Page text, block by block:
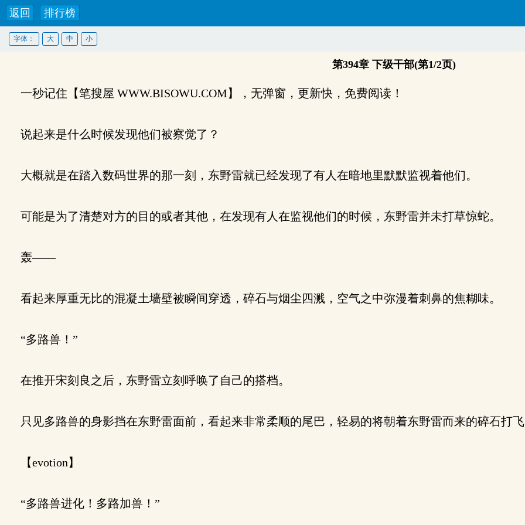
返回 排行榜
字体： 大 中 小
第394章 下级干部(第1/2页)
一秒记住【笔搜屋 WWW.BISOWU.COM】，无弹窗，更新快，免费阅读！
说起来是什么时候发现他们被察觉了？
大概就是在踏入数码世界的那一刻，东野雷就已经发现了有人在暗地里默默监视着他们。
可能是为了清楚对方的目的或者其他，在发现有人在监视他们的时候，东野雷并未打草惊蛇。
轰——
看起来厚重无比的混凝土墙壁被瞬间穿透，碎石与烟尘四溅，空气之中弥漫着刺鼻的焦糊味。
“多路兽！”
在推开宋刻良之后，东野雷立刻呼唤了自己的搭档。
只见多路兽的身影挡在东野雷面前，看起来非常柔顺的尾巴，轻易的将朝着东野雷而来的碎石打
【evotion】
“多路兽进化！多路加兽！”